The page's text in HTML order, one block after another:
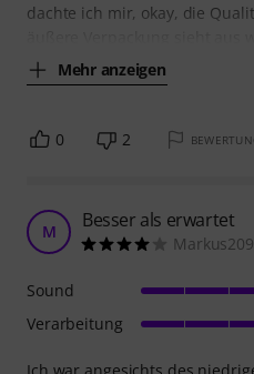
dachte ich mir, okay, die
Mehr anzeigen
0 2
M Besser als erwartet
Sound
Verarbeitung